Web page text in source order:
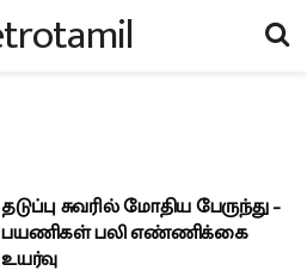
தடுப்பு சுவரில் மோதிய பேருந்து –
பயணிகள் பலி எண்ணிக்கை
உயர்வு